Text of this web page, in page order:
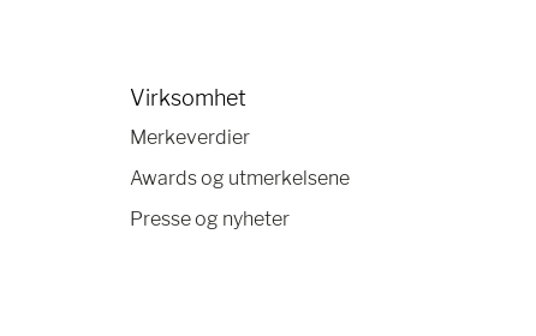
Virksomhet
Merkeverdier
Awards og utmerkelsene
Presse og nyheter